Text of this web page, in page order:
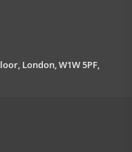
London, W1W 5PF,